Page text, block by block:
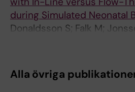
during Simulated Neonatal
Donaldsson S; Falk M;
Alla övriga